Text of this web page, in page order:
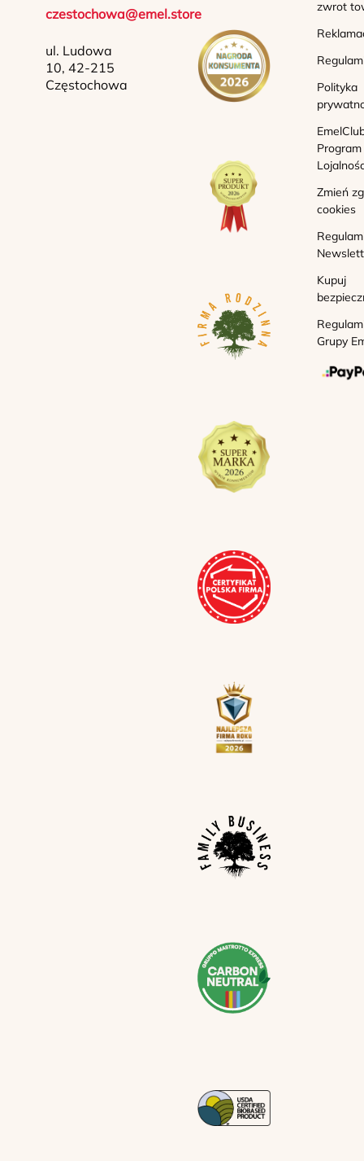
czestochowa@emel.store
ul. Ludowa
10, 42-215
Częstochowa
zwrot
Polityka
Program
Zmień
cookies
Kupuj
Grupy